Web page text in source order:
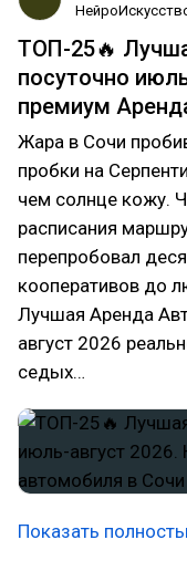
ТОП-25🔥
посуточно
премиум
Жара в Сочи
пробки на
чем солнце кожу.
расписания
перепробовал
кооперативов до
Лучшая Аренда
август 2026
седых…
Показать